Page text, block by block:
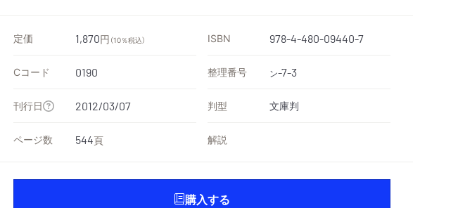
定価 1,870円 （10％税込） ISBN 978-4-480-09440-7
Cコード 0190 整理番号 ン-7-3
刊行日 2012/03/07 判型 文庫判
ページ数 544頁 解説
購入する